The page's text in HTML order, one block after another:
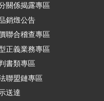
關係揭露專區
銷燬公告
聯合稽查專區
正義業務專區
書類專區
聯盟鏈專區
送達